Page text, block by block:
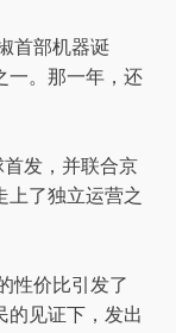
首部机器诞
一。那一年，还
首发，并联合京
上了独立运营之
性价比引发了
的见证下，发出